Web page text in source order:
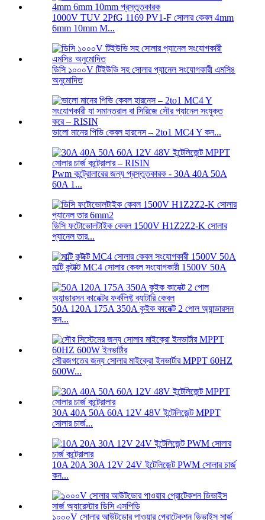
1000V TUV 2PfG 1169 PV1-F সোলার কেবল 4mm
6mm 10mm M...
ডিসি ১০০০V টিইউভি সহ সোলার প্যানেল সংযোগকারী এমসি৪
অনুমোদিত
ভালো মানের পিভি কেবল হারনেস – 2to1 MC4 Y কন...
Pwm কন্ট্রোলারের জন্য প্রস্তুতকারক - 30A 40A 50A
60A 1...
ডিসি ফটোভোলটাইক কেবল 1500V H1Z2Z2-K সোলার
প্যানেল তার...
মাল্টি কন্টাক্ট MC4 সোলার কেবল সংযোগকারী 1500V 50A
50A 120A 175A 350A কুইক কানেক্ট 2 পোল অ্যান্ডারসন
কন...
সৌরজগতের জন্য সোলার মাইক্রো ইনভার্টার MPPT 60HZ
600W...
30A 40A 50A 60A 12V 48V ইন্টেলিজেন্ট MPPT
সোলার চার্জ...
10A 20A 30A 12V 24V ইন্টেলিজেন্ট PWM সোলার চার্জ
কন...
১০০০V সোলার আউটডোর পাওয়ার প্রোটেকশন ডিভাইস সার্জ